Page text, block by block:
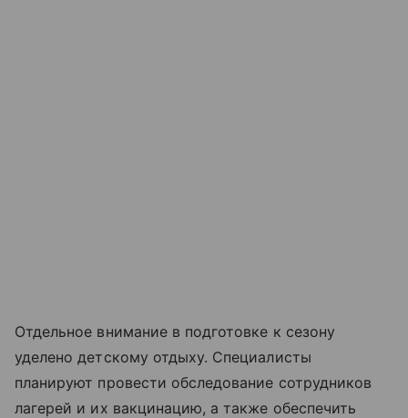
Отдельное внимание в подготовке к сезону
уделено детскому отдыху. Специалисты
планируют провести обследование сотрудников
лагерей и их вакцинацию, а также обеспечить